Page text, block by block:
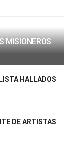
MISIONEROS
HALLADOS
DE ARTISTAS